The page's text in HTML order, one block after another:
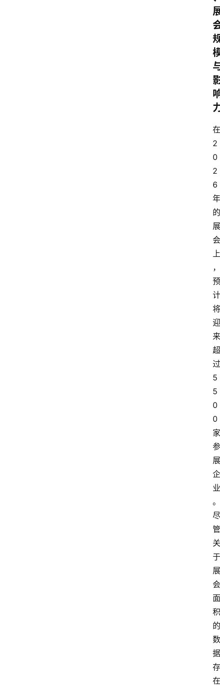
在
2
0
2
6
年
的
展
会
上
，
预
计
将
迎
来
超
过
5
5
0
0
家
参
展
企
业
。
尽
管
关
于
展
会
面
积
的
数
据
存
在